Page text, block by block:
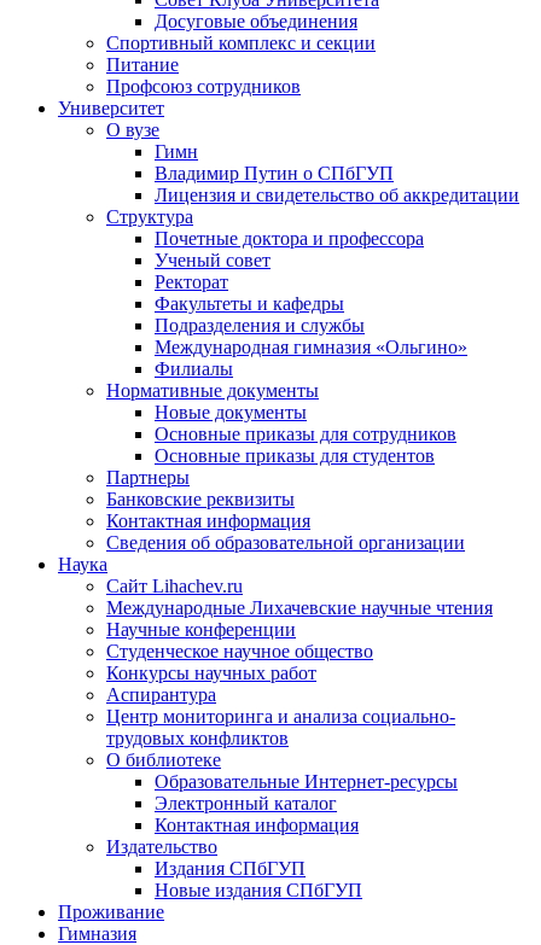
Досуговые объединения
Спортивный комплекс и секции
Питание
Профсоюз сотрудников
Университет
О вузе
Гимн
Владимир Путин о СПбГУП
Лицензия и свидетельство об аккредитации
Структура
Почетные доктора и профессора
Ученый совет
Ректорат
Факультеты и кафедры
Подразделения и службы
Международная гимназия «Ольгино»
Филиалы
Нормативные документы
Новые документы
Основные приказы для сотрудников
Основные приказы для студентов
Партнеры
Банковские реквизиты
Контактная информация
Сведения об образовательной организации
Наука
Сайт Lihachev.ru
Международные Лихачевские научные чтения
Научные конференции
Студенческое научное общество
Конкурсы научных работ
Аспирантура
Центр мониторинга и анализа социально-
трудовых конфликтов
О библиотеке
Образовательные Интернет-ресурсы
Электронный каталог
Контактная информация
Издательство
Издания СПбГУП
Новые издания СПбГУП
Проживание
Гимназия